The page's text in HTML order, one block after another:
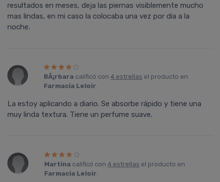
resultados en meses, deja las piernas visiblemente mucho
mas lindas, en mi caso la colocaba una vez por dia a la
noche.
BÃ¡rbara calificó con4 estrellas el producto en
Farmacia Leloir.
La estoy aplicando a diario. Se absorbe rápido y tiene una
muy linda textura. Tiene un perfume suave.
Martina calificó con 4 estrellas el producto en
Farmacia Leloir.